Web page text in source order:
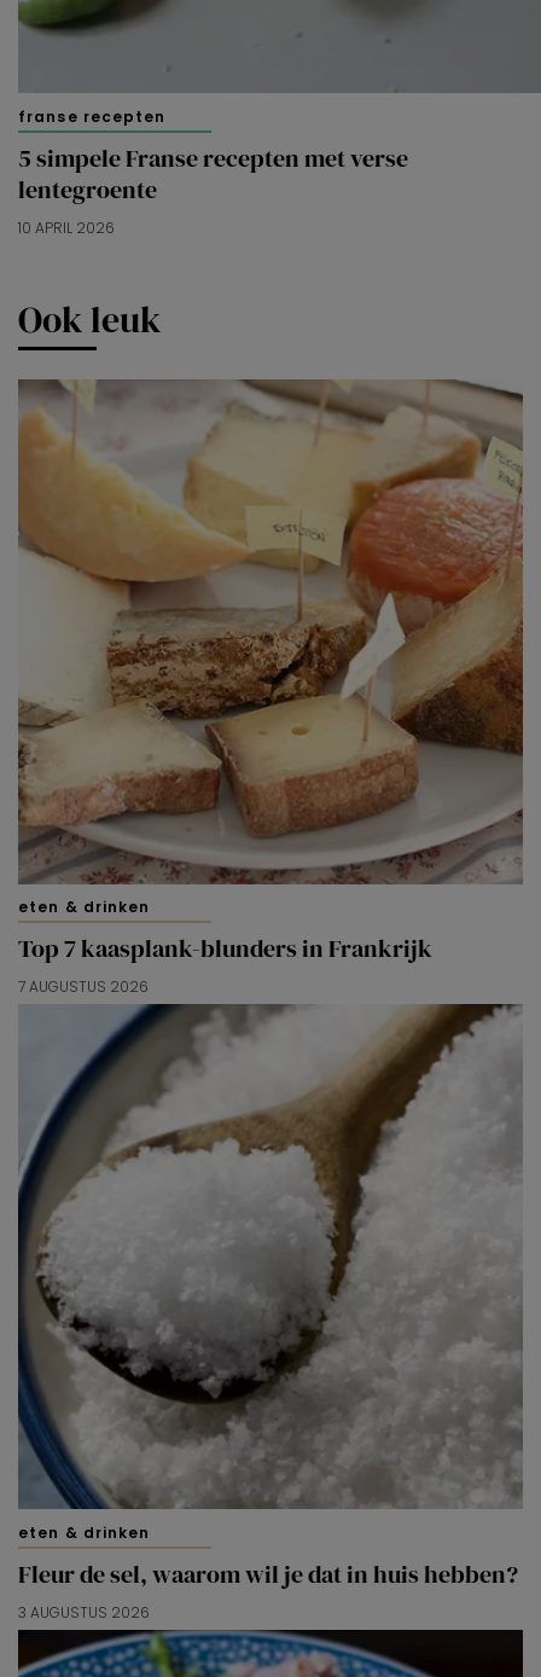
franse recepten
5 simpele Franse recepten met verse
lentegroente
10 APRIL 2026
Ook leuk
eten & drinken
Top 7 kaasplank-blunders in Frankrijk
7 AUGUSTUS 2026
eten & drinken
Fleur de sel, waarom wil je dat in huis hebben?
3 AUGUSTUS 2026